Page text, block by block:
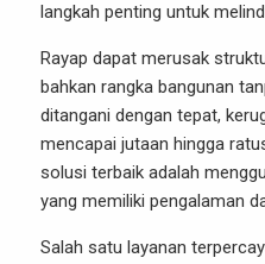
langkah penting untuk
Rayap dapat merusak
bahkan rangka bangunan
ditangani dengan tepat,
mencapai jutaan hingga
solusi terbaik adalah
yang memiliki pengalaman
Salah satu layanan